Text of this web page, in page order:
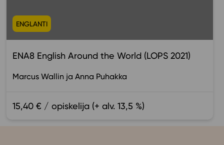
ENGLANTI
ENA8 English Around the World (LOPS 2021)
Marcus Wallin Anna Puhakka
15,40 € / opiskelija (+ alv. 13,5 %)